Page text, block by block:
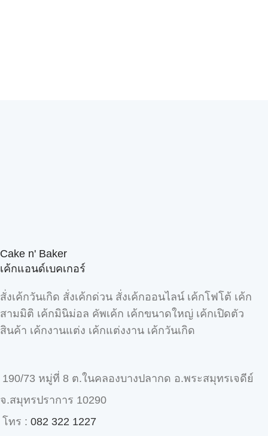
Cake n' Baker
เค้กแอนด์เบคเกอร์
สั่งเค้กวันเกิด สั่งเค้กด่วน สั่งเค้กออนไลน์ เค้กโฟโต้ เค้ก
สามมิติ เค้กมินิม่อล คัพเค้ก เค้กขนาดใหญ่ เค้กเปิดตัว
สินค้า เค้กงานแต่ง เค้กแต่งงาน เค้กวันเกิด
190/73 หมู่ที่ 8 ต.ในคลองบางปลากด อ.พระสมุทรเจดีย์
จ.สมุทรปราการ 10290
โทร : 082 322 1227